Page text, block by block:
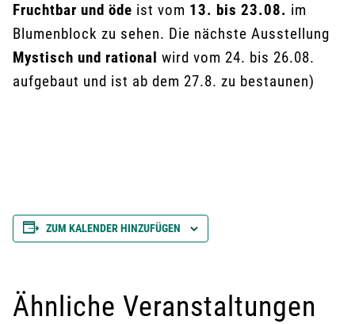
Fruchtbar und öde ist vom 13. bis 23.08. im
Blumenblock zu sehen. Die nächste Ausstellung
Mystisch und rational wird vom 24. bis 26.08.
aufgebaut und ist ab dem 27.8. zu bestaunen)
ZUM KALENDER HINZUFÜGEN
Ähnliche Veranstaltungen